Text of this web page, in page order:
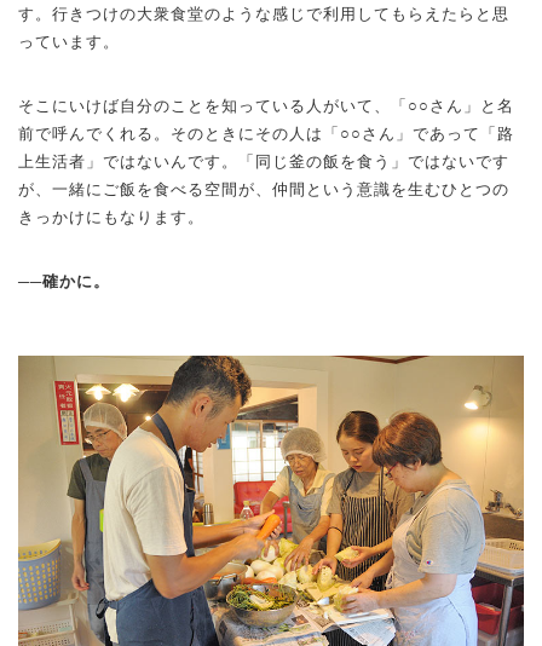
す。行きつけの大衆食堂のような感じで利用してもらえたらと思
っています。
そこにいけば自分のことを知っている人がいて、「○○さん」と名
前で呼んでくれる。そのときにその人は「○○さん」であって「路
上生活者」ではないんです。「同じ釜の飯を食う」ではないです
が、一緒にご飯を食べる空間が、仲間という意識を生むひとつの
きっかけにもなります。
──確かに。